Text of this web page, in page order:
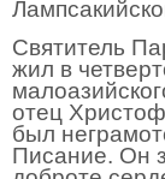
Святитель
жил в
отец
был
Писание. Он